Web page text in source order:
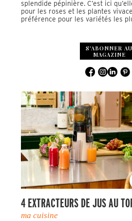
splendide pépinière. C’est ici
pour les roses et les plantes
préférence pour les variétés les
S'ABONNER AU
MAGAZINE
4 EXTRACTEURS DE JUS AU
ma cuisine